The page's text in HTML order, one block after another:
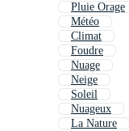
Pluie Orage
Météo
Climat
Foudre
Nuage
Neige
Soleil
Nuageux
La Nature